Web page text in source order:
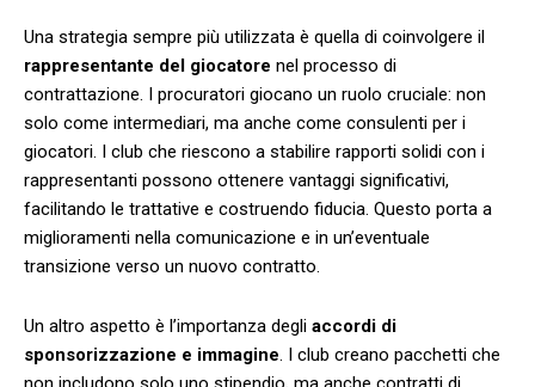
Una strategia ⁣sempre ‍più utilizzata è quella di⁣ coinvolgere il
rappresentante del giocatore nel processo ​di
contrattazione. I procuratori giocano un ruolo cruciale: non
solo come intermediari, ma anche come consulenti per i
giocatori. ⁣I club‍ che‍ riescono a ‌stabilire rapporti solidi con i
rappresentanti possono ottenere vantaggi significativi,
facilitando le trattative e costruendo fiducia. Questo porta a
miglioramenti nella comunicazione e in un’eventuale
transizione verso un nuovo contratto.
Un altro aspetto è l’importanza degli accordi di
sponsorizzazione e ⁣immagine . I club creano pacchetti che